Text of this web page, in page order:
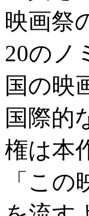
映画祭
20のノ
国の映
国際的
権は本
「こ